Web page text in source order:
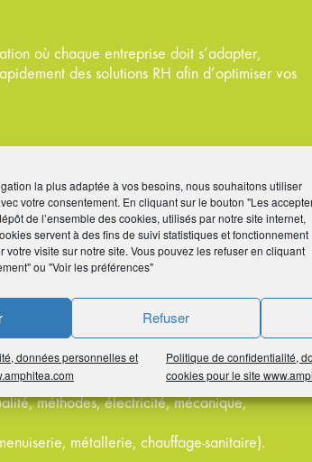
la plus adaptée à vos besoins, nous souhaitons utiliser
votre consentement. En cliquant sur le bouton "Les
de l’ensemble des cookies, utilisés par notre site internet,
servent à des fins de suivi statistiques et fonctionnement
votre visite sur notre site. Vous pouvez les refuser en cliquant
ou "Voir les préférences"
Refuser
données personnelles et
Politique de confidentialité,
cookies pour le site
où chaque entreprise doit s’adapter,
des solutions RH afin d’optimiser vos
dans l’exercice d’un métier difficile,
entreprises qui font appel à nos services,
d’emploi.
et des hommes qui se réaliseront par leur
leur productivité.
gestion).
méthodes, électricité, mécanique,
métallerie, chauffage-sanitaire).